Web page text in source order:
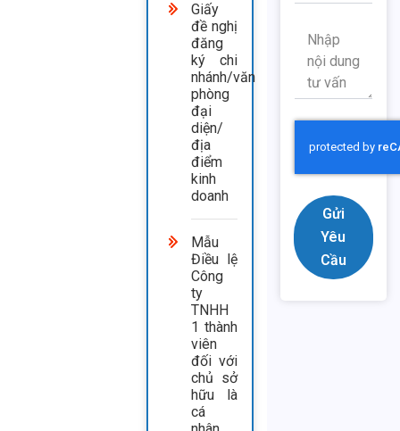
Giấy
đề nghị
đăng
ký chi
nhánh/văn
phòng
đại
diện/
địa
điểm
kinh
doanh
Mẫu
Điều lệ
Công
ty
TNHH
1 thành
viên
đối với
chủ sở
hữu là
cá
Gửi
Yêu
Cầu